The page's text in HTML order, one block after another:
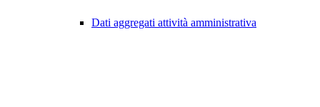
Dati aggregati attività amministrativa